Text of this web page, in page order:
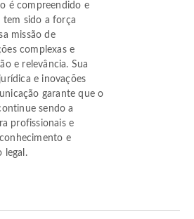
é compreendido e
tem sido a força
missão de
complexas e
e relevância. Sua
e inovações
garante que o
sendo a
profissionais e
e
legal.